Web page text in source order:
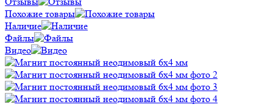
Похожие товары
Наличие
Файлы
Видео